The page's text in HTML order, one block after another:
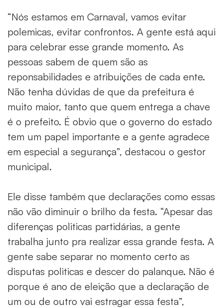
“Nós estamos em Carnaval, vamos evitar
polemicas, evitar confrontos. A gente está aqui
para celebrar esse grande momento. As
pessoas sabem de quem são as
reponsabilidades e atribuições de cada ente.
Não tenha dúvidas de que da prefeitura é
muito maior, tanto que quem entrega a chave
é o prefeito. É obvio que o governo do estado
tem um papel importante e a gente agradece
em especial a segurança”, destacou o gestor
municipal.
Ele disse também que declarações como essas
não vão diminuir o brilho da festa. “Apesar das
diferenças politicas partidárias, a gente
trabalha junto pra realizar essa grande festa. A
gente sabe separar no momento certo as
disputas politicas e descer do palanque. Não é
porque é ano de eleição que a declaração de
um ou de outro vai estragar essa festa”,